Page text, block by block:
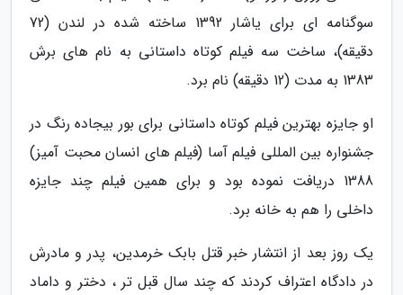
سوگنامه ای برای یاشار 1392 ساخته شده در لندن (72
دقیقه)، ساخت سه فیلم کوتاه داستانی به نام های برش
1383 به مدت (12 دقیقه) نام برد.
او جایزه بهترین فیلم کوتاه داستانی برای بور بیجاده رنگ در
جشنواره بین المللی فیلم آسا (فیلم های انسان محبت آمیز)
1388 دریافت نموده بود و برای همین فیلم چند جایزه
داخلی را هم به خانه برد.
یک روز بعد از انتشار خبر قتل بابک خرمدین، پدر و مادرش
در دادگاه اعتراف کردند که چند سال قبل تر ، دختر و داماد